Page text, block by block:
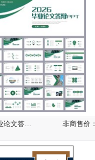
非商售价：